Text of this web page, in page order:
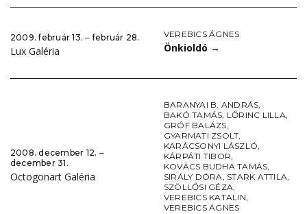
2009. február 13. ‒ február 28.
Lux Galéria
VEREBICS ÁGNES
Önkioldó →
2008. december 12. ‒
december 31.
Octogonart Galéria
BARANYAI B. ANDRÁS,
BAKÓ TAMÁS, LŐRINC LILLA,
GRÓF BALÁZS,
GYARMATI ZSOLT,
KARÁCSONYI LÁSZLÓ,
KÁRPÁTI TIBOR,
KOVÁCS BUDHA TAMÁS,
SIRÁLY DÓRA, STARK ATTILA,
SZÖLLŐSI GÉZA,
VEREBICS KATALIN,
VEREBICS ÁGNES